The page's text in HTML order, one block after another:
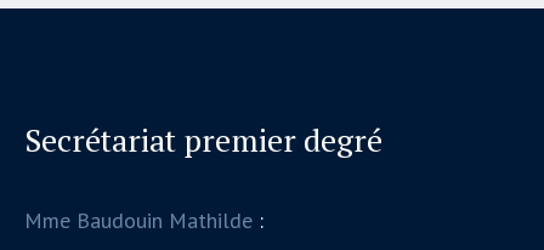
Secrétariat premier degré
Mme Baudouin Mathilde :